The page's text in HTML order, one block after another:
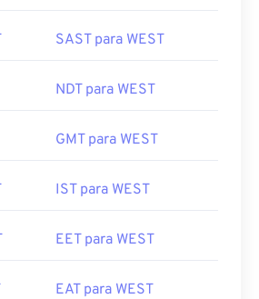
SAST para WEST
NDT para WEST
GMT para WEST
IST para WEST
EET para WEST
EAT para WEST